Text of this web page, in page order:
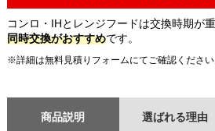
コンロ・IHとレンジフードは交換時期が
同時交換がおすすめです。
※詳細は無料見積りフォームにてご確認ください
商品説明 選ばれる理由